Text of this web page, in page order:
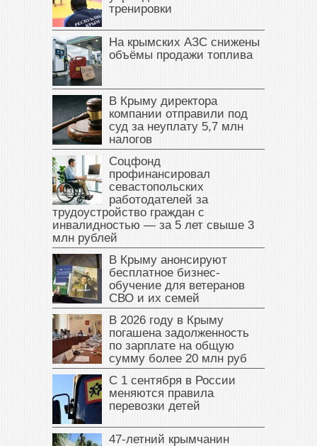
тренировки
На крымских АЗС снижены
объёмы продажи топлива
В Крыму директора
компании отправили под
суд за неуплату 5,7 млн
налогов
Соцфонд
профинансировал
севастопольских
работодателей за
трудоустройство граждан с
инвалидностью — за 5 лет свыше 3
млн рублей
В Крыму анонсируют
бесплатное бизнес-
обучение для ветеранов
СВО и их семей
В 2026 году в Крыму
погашена задолженность
по зарплате на общую
сумму более 20 млн руб
С 1 сентября в России
меняются правила
перевозки детей
47‑летний крымчанин